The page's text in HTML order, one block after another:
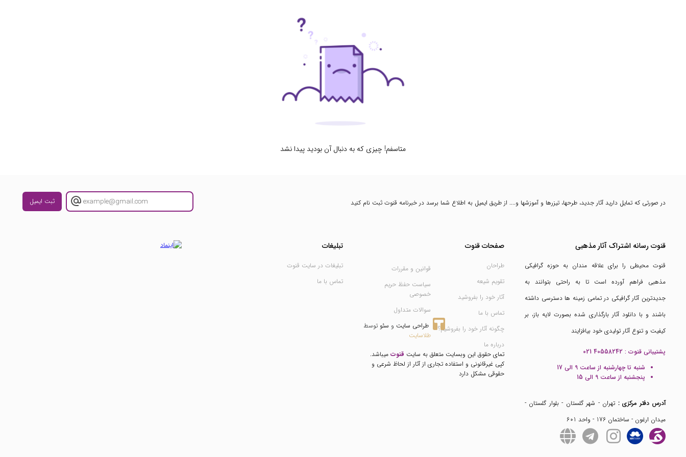
متاسفم! چیزی که به دنبال آن بودید پیدا نشد
در صورتی که تمایل دارید آثار جدید، طرحها، تیزرها و آموزشها و.... از طریق ایمیل به اطلاع شما برسد در خبرنامه قنوت ثبت نام کنید ثبت ایمیل
قنوت رسانه اشتراک آثار مذهبی
قنوت محیطی را برای علاقه مندان به حوزه گرافیکی
مذهبی فراهم آورده است تا به راحتی بتوانند به
جدیدترین آثار گرافیکی در تمامی زمینه ها دسترسی داشته
باشند و با دانلود آثار بارگذاری شده بصورت لایه باز، بر
کیفیت و تنوع آثار تولیدی خود بیافزایند
پشتیبانی قنوت : 021 40558242
شنبه تا چهارشنبه از ساعت 9 الی 17
پنجشنبه از ساعت 9 الی 15
آدرس دفتر مرکزی : تهران - شهر گلستان - بلوار گلستان -
میدان ارغون - ساختمان 176 - واحد 601
صفحات قنوت
طراحان
تقویم شیعه
آثار خود را بفروشید
تماس با ما
چگونه آثار خود را بفروشیم؟
درباره ما
قوانین و مقررات
سیاست حفظ حریم
خصوصی
سوالات متداول
طراحی سایت و سئو توسط
طلاسایت
تمای حقوق این وبسایت متعلق به سایت قنوت میباشد.
کپی غیرقانونی و استفاده تجاری از آثار از لحاظ شرعی و
حقوقی مشکل دارد
تبلیغات
تبلیغات در سایت قنوت
تماس با ما